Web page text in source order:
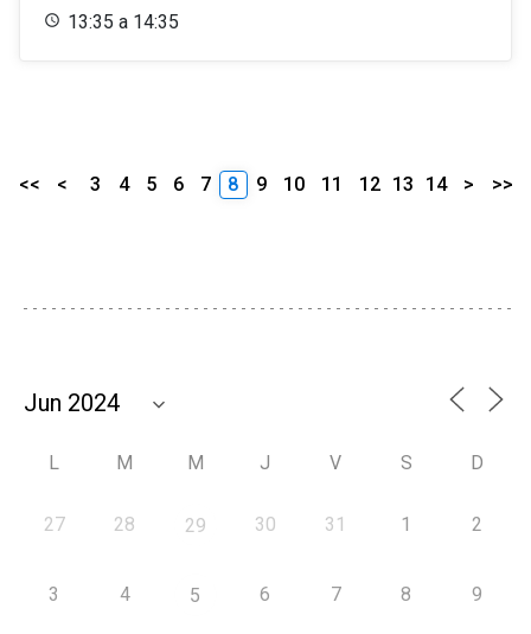
13:35 a 14:35
<< < 3 4 5 6 7 8 9 10 11 12 13 14 > >>
L M M J V S D
27 28 29 30 31 1 2
3 4 5 6 7 8 9